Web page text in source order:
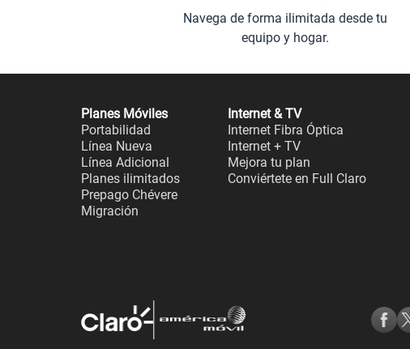
Navega de forma ilimitada desde tu
equipo y hogar.
Planes Móviles
Portabilidad
Línea Nueva
Línea Adicional
Planes ilimitados
Prepago Chévere
Migración
Internet & TV
Internet Fibra Óptica
Internet + TV
Mejora tu plan
Conviértete en Full Claro